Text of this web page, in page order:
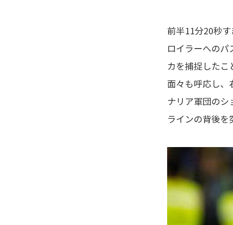
前半11分20秒
ロイラーへの
カを捕捉した
面々も呼応し、
ナリア軍団の
ラインの背後を